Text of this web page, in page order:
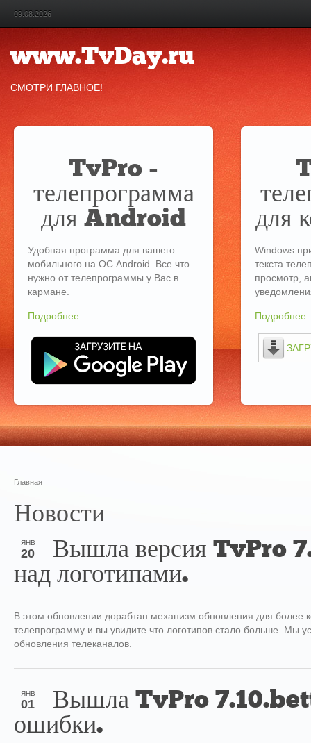
09.08.2026
www.TvDay.ru
СМОТРИ ГЛАВНОЕ!
TvPro -
телепрограмма
для Android
Удобная программа для вашего
мобильного на ОС Android. Все что
нужно от телепрограммы у Вас в
кармане.
Подробнее...
для
Windows
текста
просмотр,
Главная
Новости
ЯНВ
20
Вышла версия TvPro
над логотипами.
В этом обновлении дорабтан механизм обновления для более
телепрограмму и вы увидите что логотипов стало больше. Мы
обновления телеканалов.
ЯНВ
01
Вышла TvPro
ошибки.